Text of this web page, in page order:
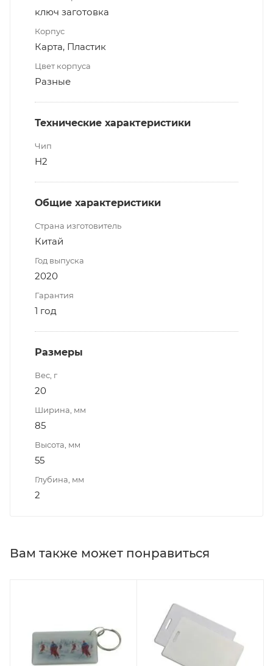
ключ заготовка
Корпус
Карта, Пластик
Цвет корпуса
Разные
Технические характеристики
Чип
H2
Общие характеристики
Страна изготовитель
Китай
Год выпуска
2020
Гарантия
1 год
Размеры
Вес, г
20
Ширина, мм
85
Высота, мм
55
Глубина, мм
2
Вам также может понравиться